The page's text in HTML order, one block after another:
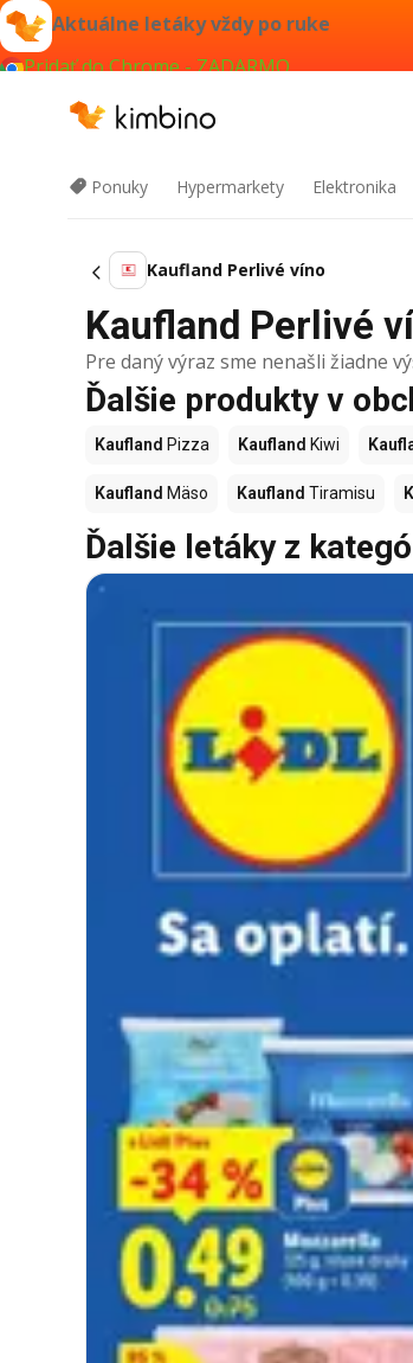
Aktuálne letáky vždy po ruke
Pridať do Chrome - ZADARMO
Ponuky Hypermarkety Elektronika
Kaufland Perlivé víno
Kaufland Perlivé
Pre daný výraz sme nenašli žiadne
Ďalšie produkty v
Kaufland Pizza Kaufland Kiwi
Kaufland Mäso Kaufland Tiramisu
Ďalšie letáky z